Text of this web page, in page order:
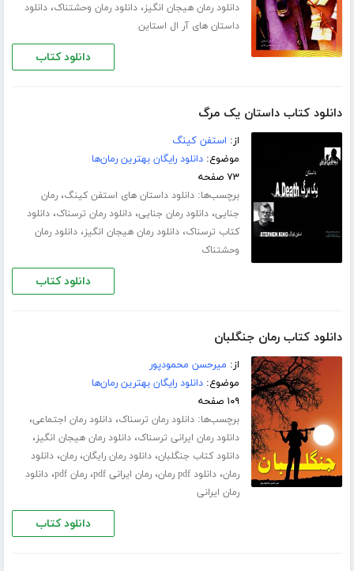
دانلود رمان هیجان انگیز،دانلود رمان وحشتناک،دانلود
داستان های آر ال استاین
دانلود کتاب
دانلود کتاب داستان یک مرگ
از: استفن کینگ
موضوع:دانلود رایگان بهترین رمان‌ها
۷۳ صفحه
برچسب‌ها:دانلود داستان های استفن کینگ،رمان
جنایی،دانلود رمان جنایی،دانلود رمان ترسناک،دانلود
کتاب ترسناک،دانلود رمان هیجان انگیز،دانلود رمان
وحشتناک
دانلود کتاب
دانلود کتاب رمان جنگلبان
از: میرحسن محمودپور
موضوع:دانلود رایگان بهترین رمان‌ها
۱۰۹ صفحه
برچسب‌ها:دانلود رمان ترسناک،دانلود رمان اجتماعی،
دانلود رمان ایرانی ترسناک،دانلود رمان هیجان انگیز،
دانلود کتاب جنگلبان،دانلود رمان رایگان،رمان،دانلود
رمان،دانلود pdf رمان ،رمان ایرانی pdf ،رمان pdf ،دانلود
رمان ایرانی
دانلود کتاب